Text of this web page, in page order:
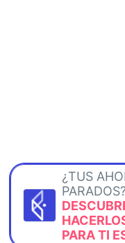
¿TUS
PARADOS?
PARA TI